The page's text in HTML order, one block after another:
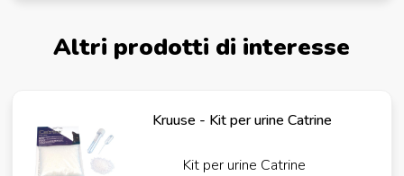
Altri prodotti di interesse
Kruuse - Kit per urine Catrine
Kit per urine Catrine